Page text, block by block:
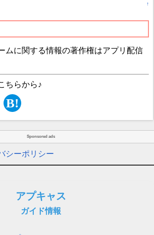
↑
ムに関する情報の著作権はアプリ配信
ちらから♪
Sponsored ads
シーポリシー
アプキャス
ガイド情報